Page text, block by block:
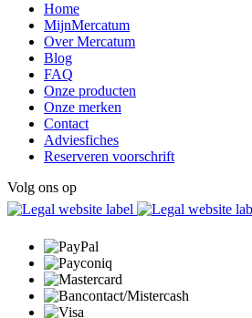
Home
MijnMercatum
Over Mercatum
Blog
FAQ
Onze producten
Onze merken
Contact
Adviesfiches
Reserveren voorschrift
Volg ons op